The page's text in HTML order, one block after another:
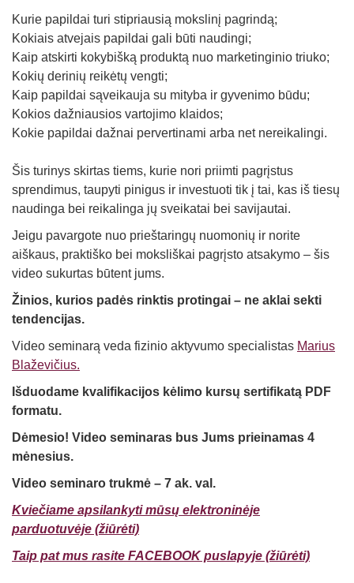
Kurie papildai turi stipriausią mokslinį pagrindą;
Kokiais atvejais papildai gali būti naudingi;
Kaip atskirti kokybišką produktą nuo marketinginio triuko;
Kokių derinių reikėtų vengti;
Kaip papildai sąveikauja su mityba ir gyvenimo būdu;
Kokios dažniausios vartojimo klaidos;
Kokie papildai dažnai pervertinami arba net nereikalingi.
Šis turinys skirtas tiems, kurie nori priimti pagrįstus
sprendimus, taupyti pinigus ir investuoti tik į tai, kas iš tiesų
naudinga bei reikalinga jų sveikatai bei savijautai.
Jeigu pavargote nuo prieštaringų nuomonių ir norite
aiškaus, praktiško bei moksliškai pagrįsto atsakymo – šis
video sukurtas būtent jums.
Žinios, kurios padės rinktis protingai – ne aklai sekti
tendencijas.
Video seminarą veda fizinio aktyvumo specialistas Marius
Blaževičius.
Išduodame kvalifikacijos kėlimo kursų sertifikatą PDF
formatu.
Dėmesio! Video seminaras bus Jums prieinamas 4
mėnesius.
Video seminaro trukmė – 7 ak. val.
Kviečiame apsilankyti mūsų elektroninėje
parduotuvėje (žiūrėti)
Taip pat mus rasite FACEBOOK puslapyje (žiūrėti)